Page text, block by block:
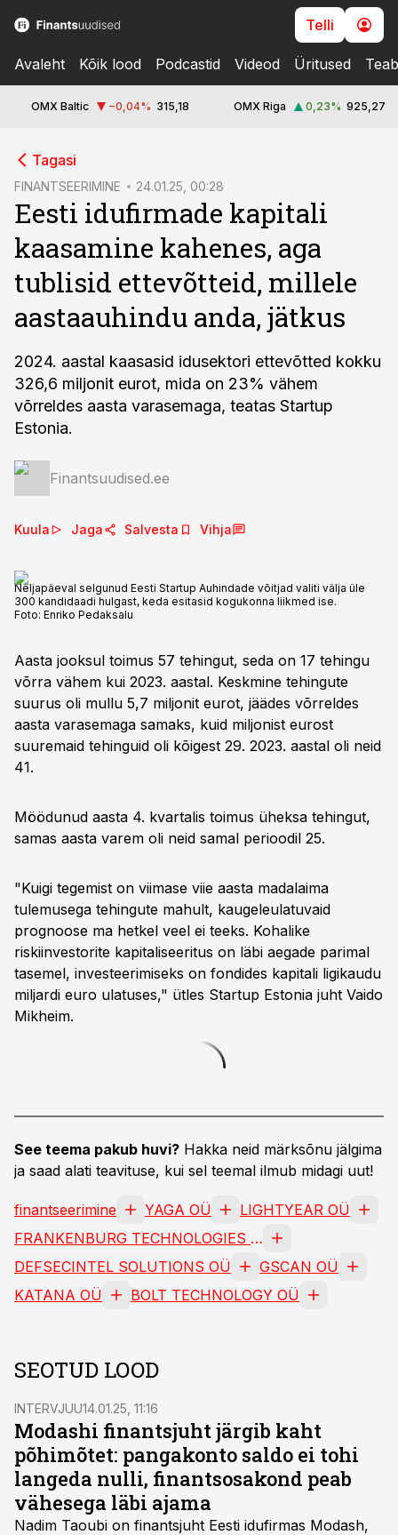
Telli
Avaleht Kõik lood Podcastid Videod Üritused
OMX Baltic −0,04% 315,18 OMX Riga 0,23% 925,27
Tagasi
FINANTSEERIMINE 24.01.25, 00:28
Eesti idufirmade kapitali
kaasamine kahenes, aga
tublisid ettevõtteid, millele
aastaauhindu anda, jätkus
2024. aastal kaasasid idusektori ettevõtted kokku
326,6 miljonit eurot, mida on 23% vähem
võrreldes aasta varasemaga, teatas Startup
Estonia.
Finantsuudised.ee
Kuula Jaga Salvesta Vihja
Neljapäeval selgunud Eesti Startup Auhindade võitjad valiti välja üle
300 kandidaadi hulgast, keda esitasid kogukonna liikmed ise.
Foto: Enriko Pedaksalu
Aasta jooksul toimus 57 tehingut, seda on 17 tehingu
võrra vähem kui 2023. aastal. Keskmine tehingute
suurus oli mullu 5,7 miljonit eurot, jäädes võrreldes
aasta varasemaga samaks, kuid miljonist eurost
suuremaid tehinguid oli kõigest 29. 2023. aastal oli neid
41.
Möödunud aasta 4. kvartalis toimus üheksa tehingut,
samas aasta varem oli neid samal perioodil 25.
"Kuigi tegemist on viimase viie aasta madalaima
tulemusega tehingute mahult, kaugeleulatuvaid
prognoose ma hetkel veel ei teeks. Kohalike
riskiinvestorite kapitaliseeritus on läbi aegade parimal
tasemel, investeerimiseks on fondides kapitali ligikaudu
miljardi euro ulatuses," ütles Startup Estonia juht Vaido
Mikheim.
See teema pakub huvi? Hakka neid märksõnu jälgima
ja saad alati teavituse, kui sel teemal ilmub midagi uut!
finantseerimine YAGA OÜ
LIGHTYEAR OÜ
FRANKENBURG TECHNOLOGIES OÜ
DEFSECINTEL SOLUTIONS OÜ
GSCAN OÜ
KATANA OÜ
BOLT TECHNOLOGY OÜ
SEOTUD LOOD
INTERVJUU14.01.25, 11:16
Modashi finantsjuht järgib kaht
põhimõtet: pangakonto saldo ei tohi
langeda nulli, finantsosakond peab
vähesega läbi ajama
Nadim Taoubi on finantsjuht Eesti idufirmas Modash,